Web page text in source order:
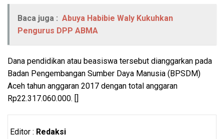
Baca juga : Abuya Habibie Waly Kukuhkan
Pengurus DPP ABMA
Dana pendidikan atau beasiswa tersebut dianggarkan pada
Badan Pengembangan Sumber Daya Manusia (BPSDM)
Aceh tahun anggaran 2017 dengan total anggaran
Rp22.317.060.000. []
Editor : Redaksi